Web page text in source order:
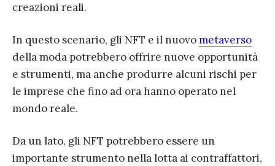
creazioni reali.
In questo scenario, gli NFT e il nuovometaverso
della moda potrebbero offrire nuove opportunità
e strumenti, ma anche produrre alcuni rischi per
le imprese che fino ad ora hanno operato nel
mondo reale.
Da un lato, gli NFT potrebbero essere un
importante strumento nella lotta ai contraffattori,